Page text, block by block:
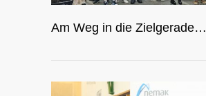
Am Weg in die Zielgerade…